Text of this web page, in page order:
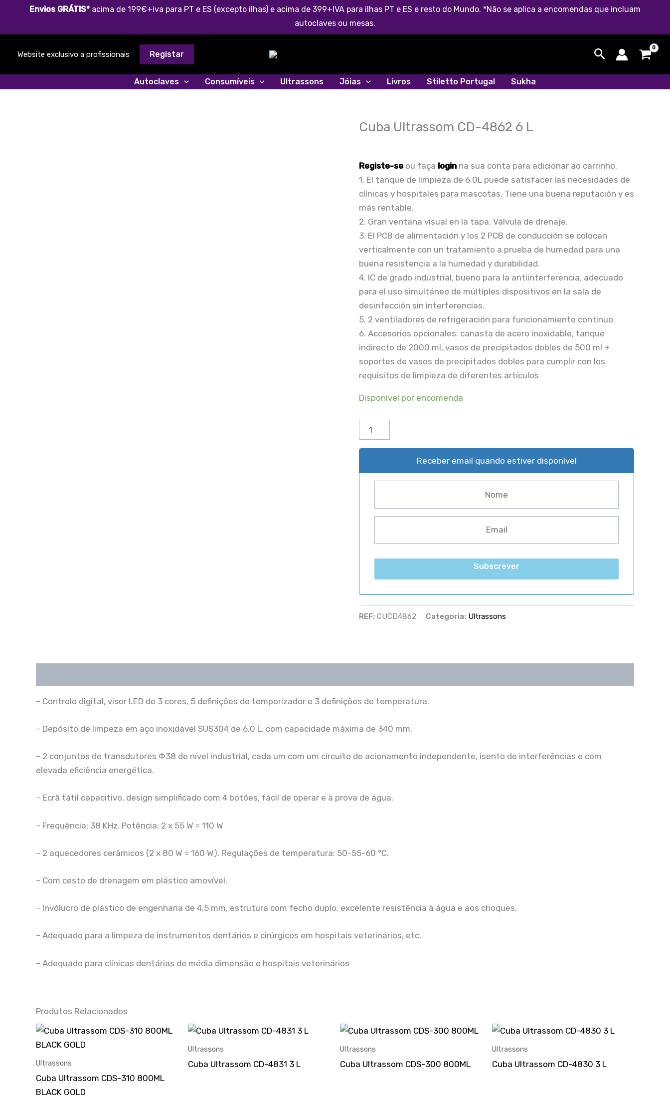
content
Envios GRÁTIS* acima de 199€+iva para PT e ES (excepto ilhas) e acima de 399+IVA para ilhas PT e ES e resto do Mundo. *Não se aplica a encomendas que incluam
autoclaves ou mesas.
Website exclusivo a profissionais Registar Search
Autoclaves Consumíveis Ultrassons Jóias Livros Stiletto Portugal Sukha
Cuba Ultrassom CD-4862 6 L
Registe-se ou faça login na sua conta para adicionar ao carrinho.
1. El tanque de limpieza de 6.0L puede satisfacer las necesidades de
clínicas y hospitales para mascotas. Tiene una buena reputación y es
más rentable.
2. Gran ventana visual en la tapa. Válvula de drenaje.
3. El PCB de alimentación y los 2 PCB de conducción se colocan
verticalmente con un tratamiento a prueba de humedad para una
buena resistencia a la humedad y durabilidad.
4. IC de grado industrial, bueno para la antiinterferencia, adecuado
para el uso simultáneo de múltiples dispositivos en la sala de
desinfección sin interferencias.
5. 2 ventiladores de refrigeración para funcionamiento continuo.
6. Accesorios opcionales: canasta de acero inoxidable, tanque
indirecto de 2000 ml, vasos de precipitados dobles de 500 ml +
soportes de vasos de precipitados dobles para cumplir con los
requisitos de limpieza de diferentes artículos
Disponível por encomenda
Quantidade
Ultrassom
CD-
4862
6
L
Receber email quando estiver disponível
Subscrever
REF: CUCD4862 Categoria: Ultrassons
– Controlo digital, visor LED de 3 cores, 5 definições de temporizador e 3 definições de temperatura.
– Depósito de limpeza em aço inoxidável SUS304 de 6,0 L, com capacidade máxima de 340 mm.
– 2 conjuntos de transdutores Φ38 de nível industrial, cada um com um circuito de acionamento independente, isento de interferências e com
elevada eficiência energética.
– Ecrã tátil capacitivo, design simplificado com 4 botões, fácil de operar e à prova de água.
– Frequência: 38 KHz. Potência: 2 x 55 W = 110 W
– 2 aquecedores cerâmicos (2 x 80 W = 160 W). Regulações de temperatura: 50-55-60 °C.
– Com cesto de drenagem em plástico amovível.
– Invólucro de plástico de engenharia de 4,5 mm, estrutura com fecho duplo, excelente resistência à água e aos choques.
– Adequado para a limpeza de instrumentos dentários e cirúrgicos em hospitais veterinários, etc.
– Adequado para clínicas dentárias de média dimensão e hospitais veterinários
Produtos Relacionados
Ultrassons
Cuba Ultrassom CDS-310 800ML
BLACK GOLD
Ultrassons
Cuba Ultrassom CD-4831 3 L
Ultrassons
Cuba Ultrassom CDS-300 800ML
Ultrassons
Cuba Ultrassom CD-4830 3 L